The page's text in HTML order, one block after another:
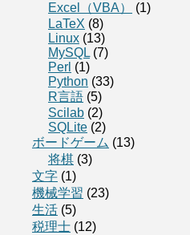
Excel（VBA）
(1)
LaTeX (8)
Linux (13)
MySQL (7)
Perl (1)
Python (33)
R言語 (5)
Scilab (2)
SQLite (2)
ボードゲーム (13)
将棋 (3)
文字 (1)
機械学習 (23)
生活 (5)
税理士 (12)